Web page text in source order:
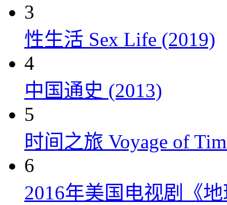
3
性生活 Sex Life (2019)
4
中国通史 (2013)
5
时间之旅 Voyage of
6
2016年美国电视剧《